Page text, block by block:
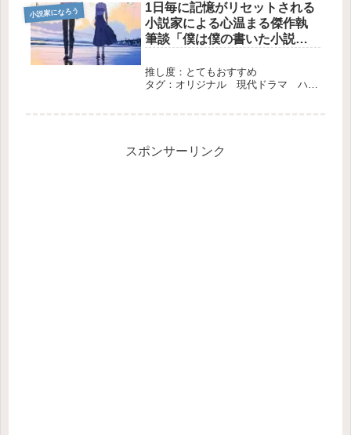
小説家になろう
1日毎に記憶がリセットされる
小説家による心温まる傑作執
筆談「僕は僕の書いた小説を
推し度：とてもおすすめ
タグ：オリジナル 現代ドラマ ハー
スポンサーリンク